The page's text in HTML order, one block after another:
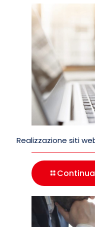
Realizzazione siti